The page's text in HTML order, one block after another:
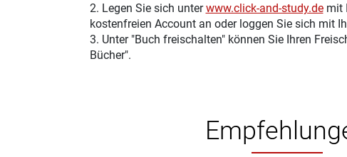
2. Legen Sie sich unterwww.click-and-study.demit
kostenfreien Account an oder loggen Sie sich mit
3. Unter "Buch freischalten" können Sie Ihren
Bücher".